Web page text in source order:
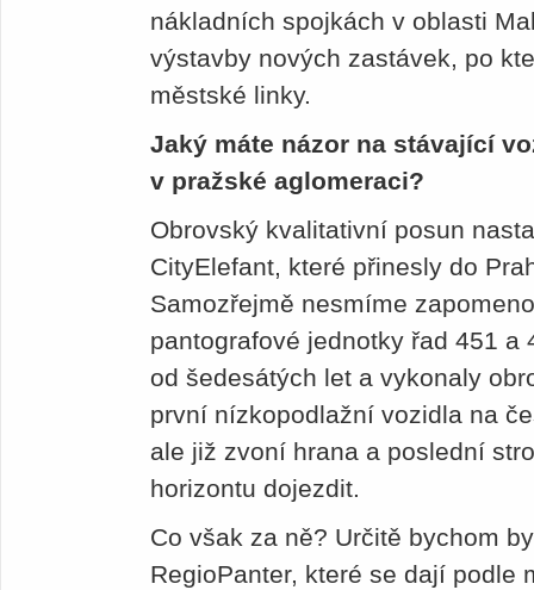
nákladních spojkách v oblasti
výstavby nových zastávek, po
městské linky.
Jaký máte názor na stávající
v pražské aglomeraci?
Obrovský kvalitativní posun
CityElefant, které přinesly do
Samozřejmě nesmíme
pantografové jednotky řad 451 a
od šedesátých let a vykonaly
první nízkopodlažní vozidla na
ale již zvoní hrana a poslední
horizontu dojezdit.
Co však za ně? Určitě bychom
RegioPanter, které se dají podle